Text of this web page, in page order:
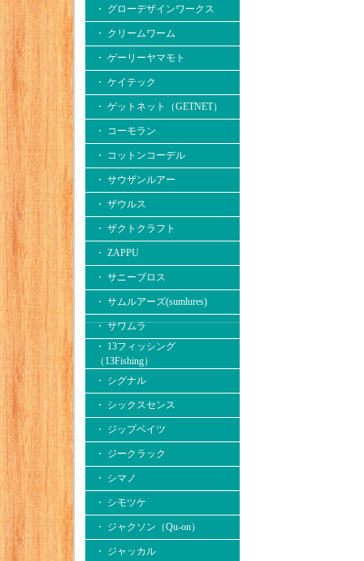
・ グローデザインワークス
・ クリームワーム
・ ゲーリーヤマモト
・ ケイテック
・ ゲットネット（GETNET）
・ コーモラン
・ コットンコーデル
・ サウザンルアー
・ ザウルス
・ ザクトクラフト
・ ZAPPU
・ サニーブロス
・ サムルアーズ(sumlures)
・ サワムラ
・ 13フィッシング
（13Fishing）
・ シグナル
・ シックスセンス
・ ジップベイツ
・ ジークラック
・ シマノ
・ シモツケ
・ ジャクソン（Qu-on）
・ ジャッカル